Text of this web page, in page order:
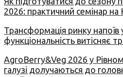
2026: практичний семінар на
Трансформація ринку напоїв
функціональність витісняє
AgroBerry&Veg 2026 у
галузі долучаються до